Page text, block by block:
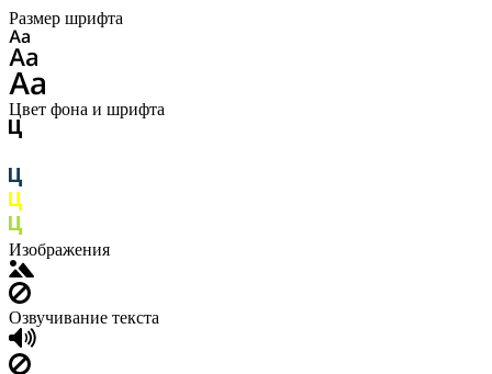
Размер шрифта
Цвет фона и шрифта
Изображения
Озвучивание текста